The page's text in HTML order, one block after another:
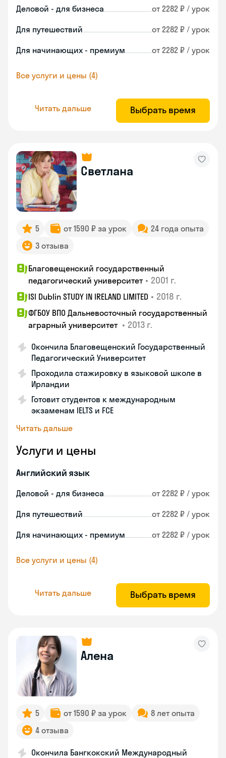
Деловой - для бизнеса от 2282 ₽ / урок
Для путешествий от 2282 ₽ / урок
Для начинающих - премиум от 2282 ₽ / урок
Все услуги и цены (4)
Читать дальше Выбрать время
Светлана
5 от 1590 ₽ за урок
24 года опыта
3 отзыва
Благовещенский государственный
педагогический университет • 2001 г.
ISI Dublin STUDY IN IRELAND LIMITED • 2018 г.
ФГБОУ ВПО Дальневосточный государственный
аграрный университет • 2013 г.
Окончила Благовещенский Государственный
Педагогический Университет
Проходила стажировку в языковой школе в
Ирландии
Готовит студентов к международным
экзаменам IELTS и FCE
Читать дальше
Услуги и цены
Английский язык
Деловой - для бизнеса от 2282 ₽ / урок
Для путешествий от 2282 ₽ / урок
Для начинающих - премиум от 2282 ₽ / урок
Все услуги и цены (4)
Читать дальше Выбрать время
Алена
5 от 1590 ₽ за урок
8 лет опыта
4 отзыва
Окончила Бангкокский Международный